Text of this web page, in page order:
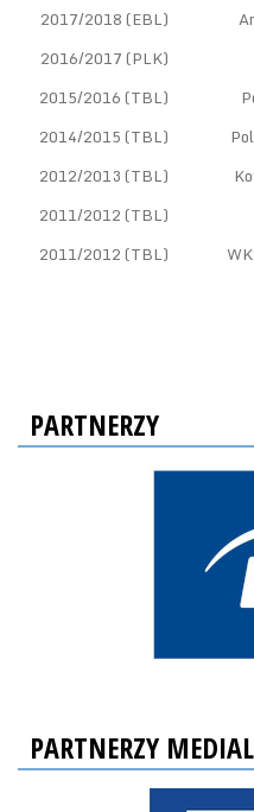
2017/2018 (EBL)
2016/2017 (PLK)
2015/2016 (TBL)
2014/2015 (TBL)
2012/2013 (TBL)
2011/2012 (TBL)
2011/2012 (TBL)
PARTNERZY
PARTNERZY